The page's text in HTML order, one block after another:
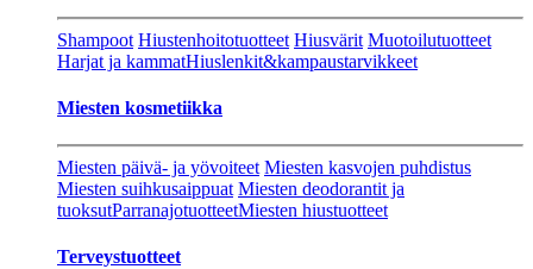
Shampoot Hiustenhoitotuotteet Hiusvärit Muotoilutuotteet
Harjat ja kammatHiuslenkit&kampaustarvikkeet
Miesten kosmetiikka
Miesten päivä- ja yövoiteet Miesten kasvojen puhdistus
Miesten suihkusaippuat Miesten deodorantit ja
tuoksutParranajotuotteetMiesten hiustuotteet
Terveystuotteet